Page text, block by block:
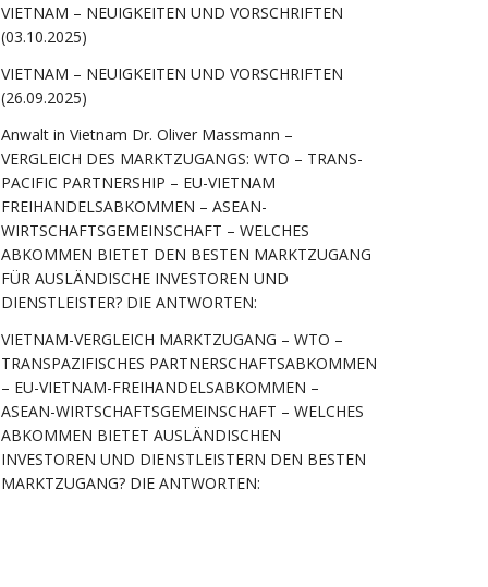
VIETNAM – NEUIGKEITEN UND VORSCHRIFTEN
(03.10.2025)
VIETNAM – NEUIGKEITEN UND VORSCHRIFTEN
(26.09.2025)
Anwalt in Vietnam Dr. Oliver Massmann –
VERGLEICH DES MARKTZUGANGS: WTO – TRANS-
PACIFIC PARTNERSHIP – EU-VIETNAM
FREIHANDELSABKOMMEN – ASEAN-
WIRTSCHAFTSGEMEINSCHAFT – WELCHES
ABKOMMEN BIETET DEN BESTEN MARKTZUGANG
FÜR AUSLÄNDISCHE INVESTOREN UND
DIENSTLEISTER? DIE ANTWORTEN:
VIETNAM-VERGLEICH MARKTZUGANG – WTO –
TRANSPAZIFISCHES PARTNERSCHAFTSABKOMMEN
– EU-VIETNAM-FREIHANDELSABKOMMEN –
ASEAN-WIRTSCHAFTSGEMEINSCHAFT – WELCHES
ABKOMMEN BIETET AUSLÄNDISCHEN
INVESTOREN UND DIENSTLEISTERN DEN BESTEN
MARKTZUGANG? DIE ANTWORTEN: